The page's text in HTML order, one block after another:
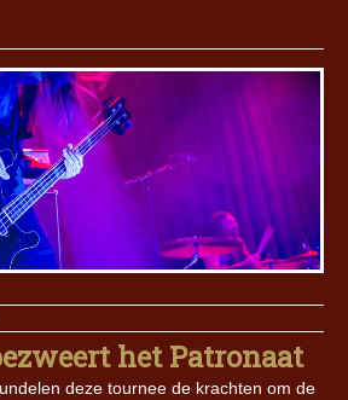
het Patronaat
deze tournee de krachten om de